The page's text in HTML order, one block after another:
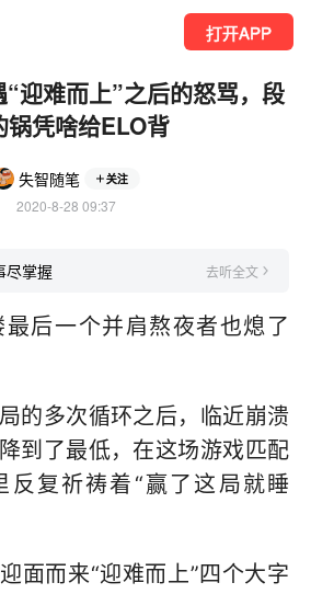
打开APP
迎难而上”之后的怒骂，段
锅凭啥给ELO背
失智随笔 关注
2020-8-28 09:37
尽掌握 去听全文
后一个并肩熬夜者也熄了
的多次循环之后，临近崩溃
到了最低，在这场游戏匹配
反复祈祷着“赢了这局就睡
面而来“迎难而上”四个大字